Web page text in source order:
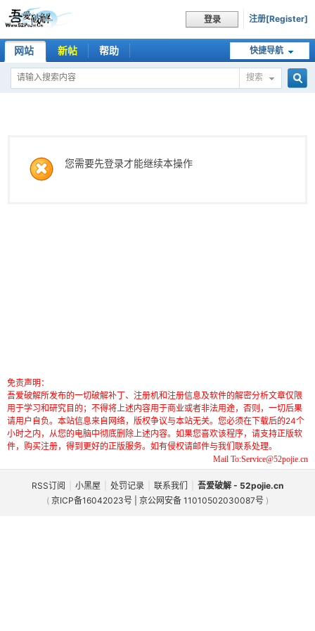
登录 注册[Register]
快捷导航
网站 新帖 帮助
搜索
您需要先登录才能继续本操作
免责声明：
吾爱破解所发布的一切破解补丁、注册机和注册信息及软件的解密分析文章仅限
用于学习和研究目的；不得将上述内容用于商业或者非法用途，否则，一切后果
请用户自负。本站信息来自网络，版权争议与本站无关。您必须在下载后的24个
小时之内，从您的电脑中彻底删除上述内容。如果您喜欢该程序，请支持正版软
件，购买注册，得到更好的正版服务。如有侵权请邮件与我们联系处理。
Mail To:Service@52pojie.cn
RSS订阅 小黑屋 处罚记录 联系我们
吾爱破解 - 52pojie.cn
( 京ICP备16042023号 | 京公网安备 11010502030087号 )